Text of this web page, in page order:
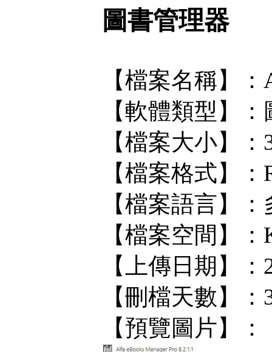
圖書管理器
【檔案名稱】：
【軟體類型】
【檔案大小】：
【檔案格式】：
【檔案語言】
【檔案空間】
【上傳日期】：
【刪檔天數】
【預覽圖片】：